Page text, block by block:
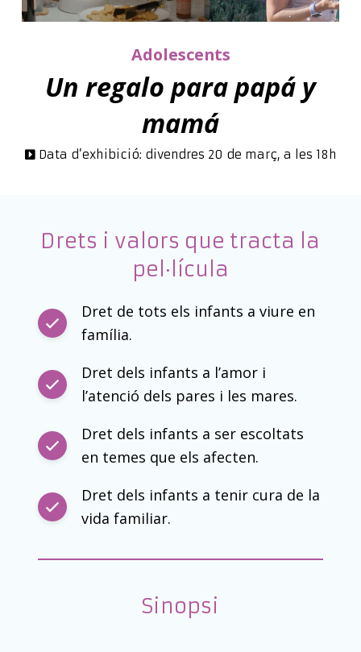
Adolescents
Un regalo para papá y
mamá
Data d’exhibició: divendres 20 de març, a les 18h
Drets i valors que tracta la
pel·lícula
Dret de tots els infants a viure en
família.
Dret dels infants a l’amor i
l’atenció dels pares i les mares.
Dret dels infants a ser escoltats
en temes que els afecten.
Dret dels infants a tenir cura de la
vida familiar.
Sinopsi